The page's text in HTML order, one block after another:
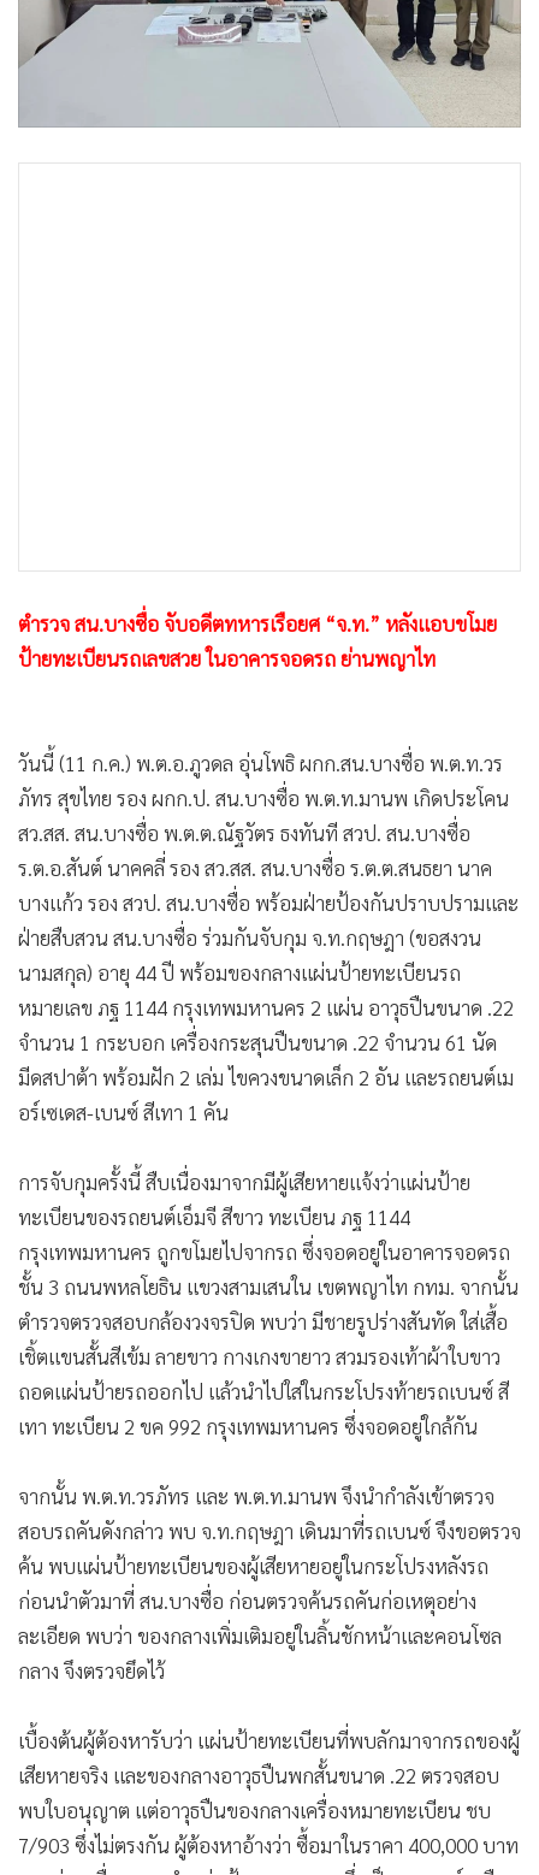
ต่างประเทศ
Special Scoop
• จีน
• ชุมชน-คุณภาพชีวิต
• ญี่ปุ่น
• News1
• Gotomanager
ตำรวจ สน.บางซื่อ จับอดีตทหารเรือยศ “จ.ท.” หลังแอบขโมย
ป้ายทะเบียนรถเลขสวย ในอาคารจอดรถ ย่านพญาไท
วันนี้ (11 ก.ค.) พ.ต.อ.ภูวดล อุ่นโพธิ ผกก.สน.บางซื่อ พ.ต.ท.วร
ภัทร สุขไทย รอง ผกก.ป. สน.บางซื่อ พ.ต.ท.มานพ เกิดประโคน
สว.สส. สน.บางซื่อ พ.ต.ต.ณัฐวัตร ธงทันที สวป. สน.บางซื่อ
ร.ต.อ.สันต์ นาคคลี่ รอง สว.สส. สน.บางซื่อ ร.ต.ต.สนธยา นาค
บางแก้ว รอง สวป. สน.บางซื่อ พร้อมฝ่ายป้องกันปราบปรามและ
ฝ่ายสืบสวน สน.บางซื่อ ร่วมกันจับกุม จ.ท.กฤษฎา (ขอสงวน
นามสกุล) อายุ 44 ปี พร้อมของกลางแผ่นป้ายทะเบียนรถ
หมายเลข ภฐ 1144 กรุงเทพมหานคร 2 แผ่น อาวุธปืนขนาด .22
จำนวน 1 กระบอก เครื่องกระสุนปืนขนาด .22 จำนวน 61 นัด
มีดสปาต้า พร้อมฝัก 2 เล่ม ไขควงขนาดเล็ก 2 อัน และรถยนต์เม
อร์เซเดส-เบนซ์ สีเทา 1 คัน
การจับกุมครั้งนี้ สืบเนื่องมาจากมีผู้เสียหายแจ้งว่าแผ่นป้าย
ทะเบียนของรถยนต์เอ็มจี สีขาว ทะเบียน ภฐ 1144
กรุงเทพมหานคร ถูกขโมยไปจากรถ ซึ่งจอดอยู่ในอาคารจอดรถ
ชั้น 3 ถนนพหลโยธิน แขวงสามเสนใน เขตพญาไท กทม. จากนั้น
ตำรวจตรวจสอบกล้องวงจรปิด พบว่า มีชายรูปร่างสันทัด ใส่เสื้อ
เชิ้ตแขนสั้นสีเข้ม ลายขาว กางเกงขายาว สวมรองเท้าผ้าใบขาว
ถอดแผ่นป้ายรถออกไป แล้วนำไปใส่ในกระโปรงท้ายรถเบนซ์ สี
เทา ทะเบียน 2 ขค 992 กรุงเทพมหานคร ซึ่งจอดอยู่ใกล้กัน
จากนั้น พ.ต.ท.วรภัทร และ พ.ต.ท.มานพ จึงนำกำลังเข้าตรวจ
สอบรถคันดังกล่าว พบ จ.ท.กฤษฎา เดินมาที่รถเบนซ์ จึงขอตรวจ
ค้น พบแผ่นป้ายทะเบียนของผู้เสียหายอยู่ในกระโปรงหลังรถ
ก่อนนำตัวมาที่ สน.บางซื่อ ก่อนตรวจค้นรถคันก่อเหตุอย่าง
ละเอียด พบว่า ของกลางเพิ่มเติมอยู่ในลิ้นชักหน้าและคอนโซล
กลาง จึงตรวจยึดไว้
เบื้องต้นผู้ต้องหารับว่า แผ่นป้ายทะเบียนที่พบลักมาจากรถของผู้
เสียหายจริง และของกลางอาวุธปืนพกสั้นขนาด .22 ตรวจสอบ
พบใบอนุญาต แต่อาวุธปืนของกลางเครื่องหมายทะเบียน ชบ
7/903 ซึ่งไม่ตรงกัน ผู้ต้องหาอ้างว่า ซื้อมาในราคา 400,000 บาท